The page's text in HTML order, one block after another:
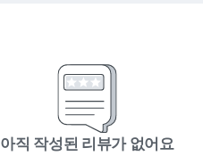
아직 작성된 리뷰가 없어요